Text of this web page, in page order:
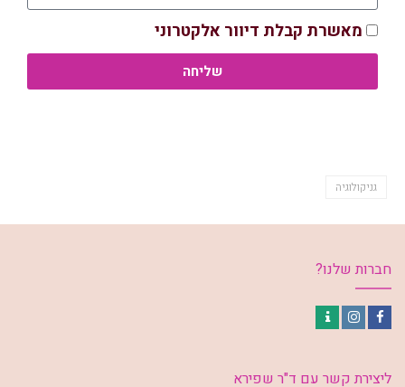
מאשרת קבלת דיוור אלקטרוני
שליחה
גניקולוגיה
חברות שלנו?
ליצירת קשר עם ד"ר שפירא